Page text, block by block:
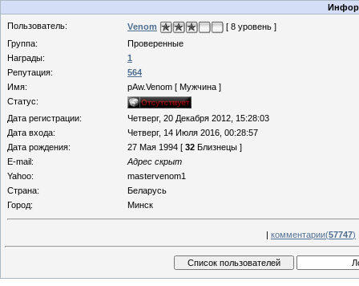
Пользователь:
Vеnom
[ 8 уровень ]
Группа:
Проверенные
Награды:
1
Репутация:
564
Имя:
pAw.Venom [ Мужчина ]
Статус:
Дата регистрации:
Четверг, 20 Декабря 2012, 15:28:03
Дата входа:
Четверг, 14 Июля 2016, 00:28:57
Дата рождения:
27 Мая 1994 [ 32 Близнецы ]
E-mail:
Адрес скрыт
Yahoo:
mastervenom1
Страна:
Беларусь
Город:
Минск
| комментарии(57747)